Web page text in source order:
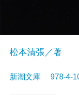
松本清張／著
新潮文庫 978-4-